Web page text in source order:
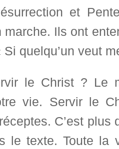
et
Ils ont
quelqu’un veut
le Christ ?
vie. Servir le
C’est plus
le texte. Toute la